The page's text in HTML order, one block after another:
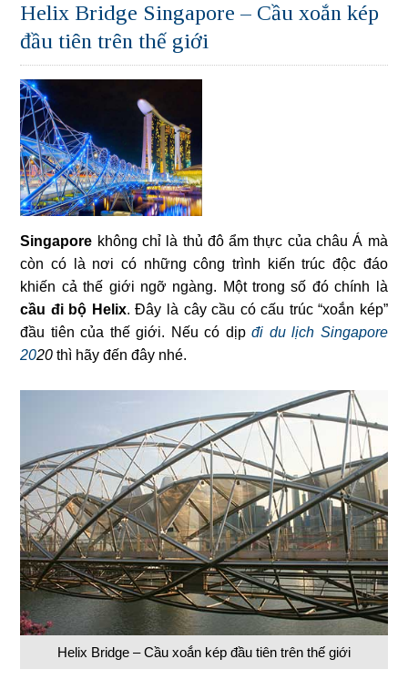
Helix Bridge Singapore – Cầu xoắn kép
đầu tiên trên thế giới
Singapore không chỉ là thủ đô ẩm thực của châu Á mà
còn có là nơi có những công trình kiến trúc độc đáo
khiến cả thế giới ngỡ ngàng. Một trong số đó chính là
cầu đi bộ Helix. Đây là cây cầu có cấu trúc “xoắn kép”
đầu tiên của thế giới. Nếu có dịpđi du lịch Singapore
2020 thì hãy đến đây nhé.
Helix Bridge – Cầu xoắn kép đầu tiên trên thế giới